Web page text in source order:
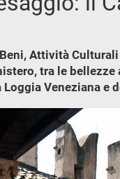
Attività
tra le
Veneziana e